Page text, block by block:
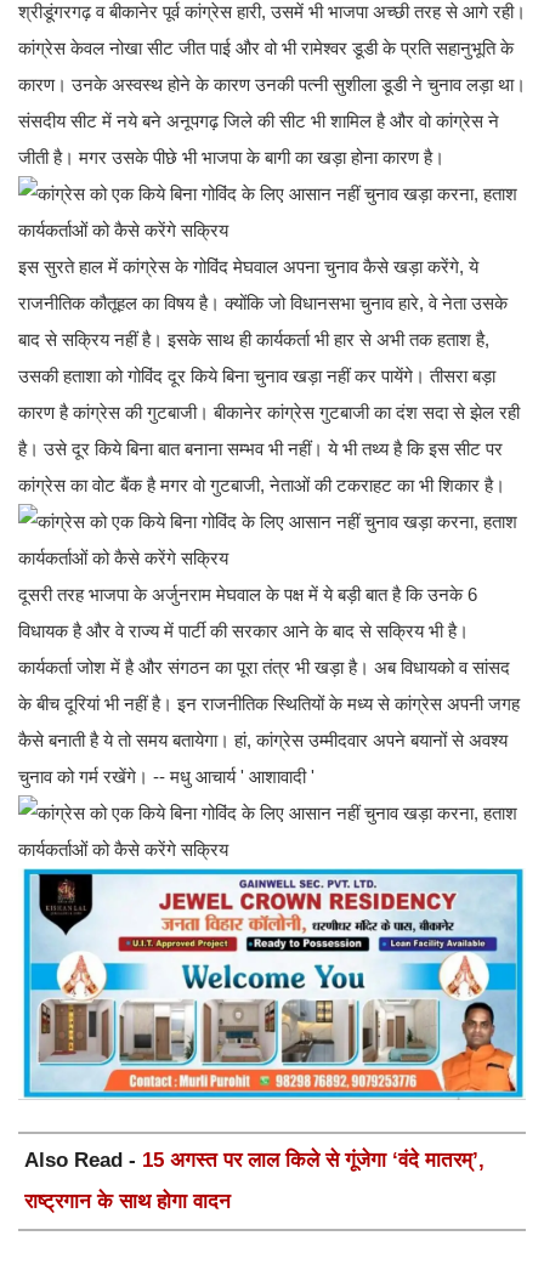
श्रीडूंगरगढ़ व बीकानेर पूर्व कांग्रेस हारी, उसमें भी भाजपा अच्छी तरह से आगे रही।
कांग्रेस केवल नोखा सीट जीत पाई और वो भी रामेश्वर डूडी के प्रति सहानुभूति के
कारण। उनके अस्वस्थ होने के कारण उनकी पत्नी सुशीला डूडी ने चुनाव लड़ा था।
संसदीय सीट में नये बने अनूपगढ़ जिले की सीट भी शामिल है और वो कांग्रेस ने
जीती है। मगर उसके पीछे भी भाजपा के बागी का खड़ा होना कारण है।
इस सुरते हाल में कांग्रेस के गोविंद मेघवाल अपना चुनाव कैसे खड़ा करेंगे, ये
राजनीतिक कौतूहल का विषय है। क्योंकि जो विधानसभा चुनाव हारे, वे नेता उसके
बाद से सक्रिय नहीं है। इसके साथ ही कार्यकर्ता भी हार से अभी तक हताश है,
उसकी हताशा को गोविंद दूर किये बिना चुनाव खड़ा नहीं कर पायेंगे। तीसरा बड़ा
कारण है कांग्रेस की गुटबाजी। बीकानेर कांग्रेस गुटबाजी का दंश सदा से झेल रही
है। उसे दूर किये बिना बात बनाना सम्भव भी नहीं। ये भी तथ्य है कि इस सीट पर
कांग्रेस का वोट बैंक है मगर वो गुटबाजी, नेताओं की टकराहट का भी शिकार है।
दूसरी तरह भाजपा के अर्जुनराम मेघवाल के पक्ष में ये बड़ी बात है कि उनके 6
विधायक है और वे राज्य में पार्टी की सरकार आने के बाद से सक्रिय भी है।
कार्यकर्ता जोश में है और संगठन का पूरा तंत्र भी खड़ा है। अब विधायको व सांसद
के बीच दूरियां भी नहीं है। इन राजनीतिक स्थितियों के मध्य से कांग्रेस अपनी जगह
कैसे बनाती है ये तो समय बतायेगा। हां, कांग्रेस उम्मीदवार अपने बयानों से अवश्य
चुनाव को गर्म रखेंगे। -- मधु आचार्य ' आशावादी '
Also Read - 15 अगस्त पर लाल किले से गूंजेगा ‘वंदे मातरम्’,
राष्ट्रगान के साथ होगा वादन